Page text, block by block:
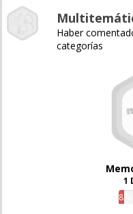
Haber
categorías
1
8%